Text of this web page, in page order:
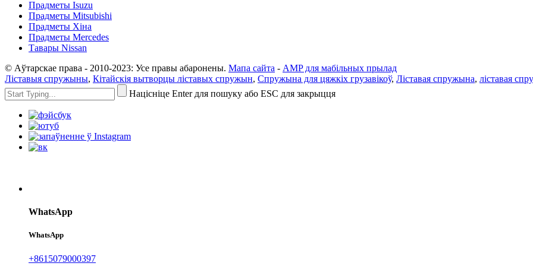
Прадметы Isuzu
Прадметы Mitsubishi
Прадметы Хіна
Прадметы Mercedes
Тавары Nissan
© Аўтарскае права - 2010-2023: Усе правы абаронены. Мапа сайта - AMP для мабільных прылад
Ліставыя спружыны, Кітайскія вытворцы ліставых спружын, Спружына для цяжкіх грузавікоў, Ліставая спружына, ліставая
Націсніце Enter для пошуку або ESC для закрыцця
WhatsApp
WhatsApp
+8615079000397